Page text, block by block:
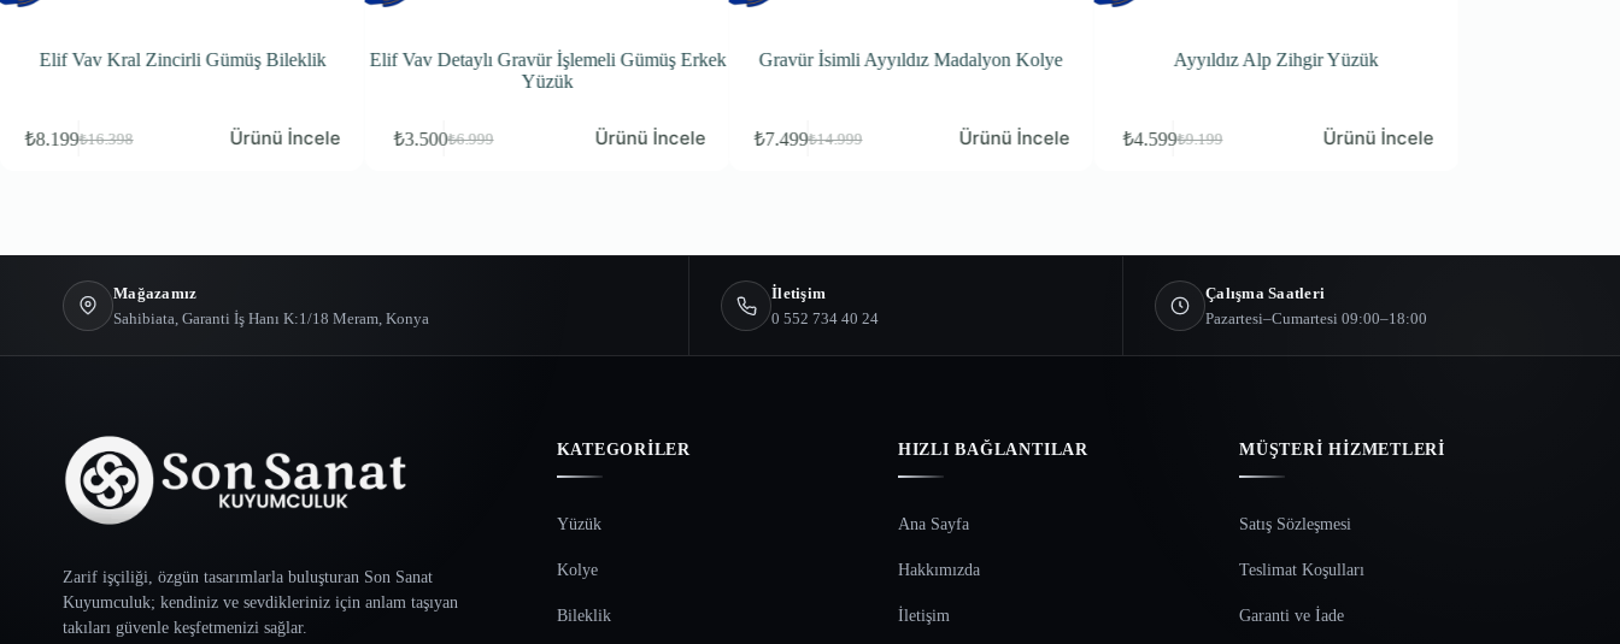
Gümüş Bileklik
Ürünü İncele
Elif Vav Detaylı Gravür İşlemeli Gümüş Erkek
₺6.999
3.500 Ürünü İncele
Gravür İsimli Ayyıldız Madalyon Kolye
₺14.999
7.499 Ürünü İncele
Ayyıldız Alp Zihgir Yüzük
₺9.199
4.599 Ürünü İncele
Gravür İşlemeli Kurt Figürlü Gümüş Erkek
₺6.999
3.500
Mağazamız
Sahibiata, Garanti İş Hanı K:1/18 Meram, Konya
İletişim
0 552 734 40 24
Çalışma Saatleri
Pazartesi–Cumartesi 09:00–18:00
Zarif işçiliği, özgün tasarımlarla buluşturan Son Sanat
Kuyumculuk; kendiniz ve sevdikleriniz için anlam taşıyan
takıları güvenle keşfetmenizi sağlar.
KATEGORILER
Yüzük
Kolye
Bileklik
HIZLI BAĞLANTILAR
Ana Sayfa
Hakkımızda
İletişim
MÜŞTERI HIZMETLERI
Satış Sözleşmesi
Teslimat Koşulları
Garanti ve İade